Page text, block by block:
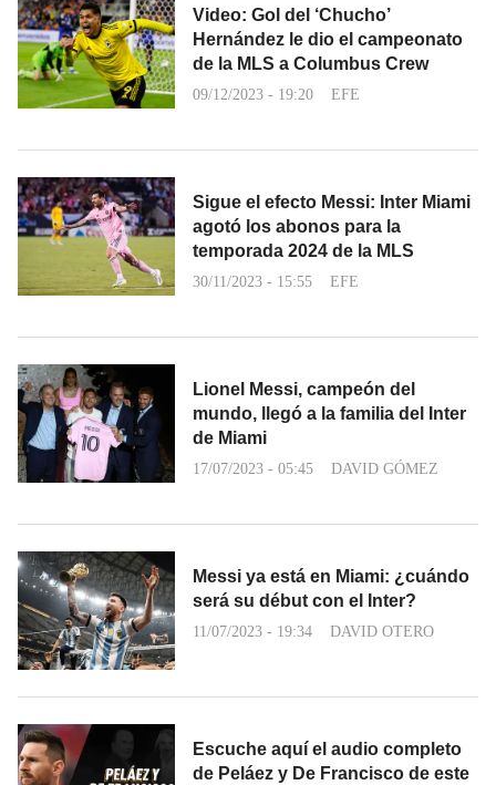
Video: Gol del ‘Chucho’
Hernández le dio el campeonato
de la MLS a Columbus Crew
09/12/2023 - 19:20 EFE
Sigue el efecto Messi: Inter Miami
agotó los abonos para la
temporada 2024 de la MLS
30/11/2023 - 15:55 EFE
Lionel Messi, campeón del
mundo, llegó a la familia del Inter
de Miami
17/07/2023 - 05:45 DAVID GÓMEZ
Messi ya está en Miami: ¿cuándo
será su début con el Inter?
11/07/2023 - 19:34 DAVID OTERO
Escuche aquí el audio completo
de Peláez y De Francisco de este